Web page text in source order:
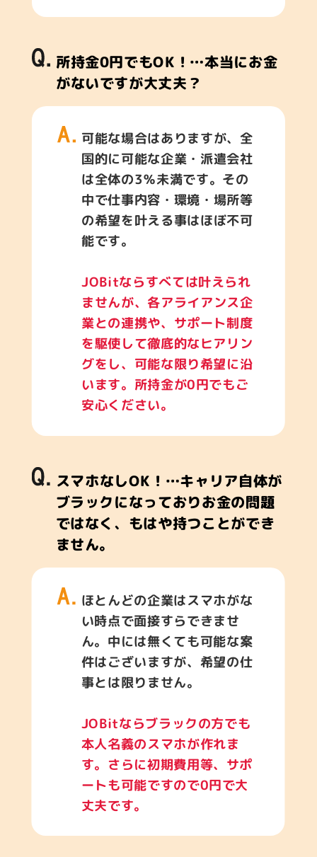
所持金0円でもOK！…本当にお金
がないですが大丈夫？
可能な場合はありますが、全
国的に可能な企業・派遣会社
は全体の3％未満です。その
中で仕事内容・環境・場所等
の希望を叶える事はほぼ不可
能です。
JOBitならすべては叶えられ
ませんが、各アライアンス企
業との連携や、サポート制度
を駆使して徹底的なヒアリン
グをし、可能な限り希望に沿
います。所持金が0円でもご
安心ください。
スマホなしOK！…キャリア自体が
ブラックになっておりお金の問題
ではなく、もはや持つことができ
ません。
ほとんどの企業はスマホがな
い時点で面接すらできませ
ん。中には無くても可能な案
件はございますが、希望の仕
事とは限りません。
JOBitならブラックの方でも
本人名義のスマホが作れま
す。さらに初期費用等、サポ
ートも可能ですので0円で大
丈夫です。